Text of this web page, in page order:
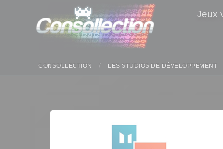
Jeux
CONSOLLECTION LES STUDIOS DE DÉVELOPPEMENT
Panneau de gestion des cookies